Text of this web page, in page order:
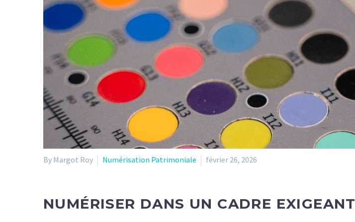
By Margot Roy Numérisation Patrimoniale février 26, 2026
NUMÉRISER DANS UN CADRE EXIGEANT